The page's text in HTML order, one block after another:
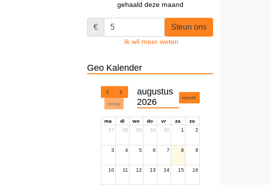
gehaald deze maand
€ Steun ons
Ik wil meer weten
Geo Kalender
today
augustus
2026
month
ma di wo do vr za
zo
27
28 29 30 31 1 2
3 4 5 6 7 8 9
10 11 12 13 14 15 16